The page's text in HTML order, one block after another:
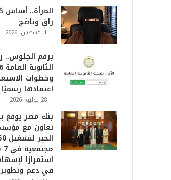
المرأة.. أساس
راقٍ وناضج
1 أغسطس، 2026
برقم الجلوس..
وخطوات
اعتمادها رسميًا
28 يوليو، 2026
بنك مصر يوقع
تعاون مع
استمرارًا
في دعم وتطوير